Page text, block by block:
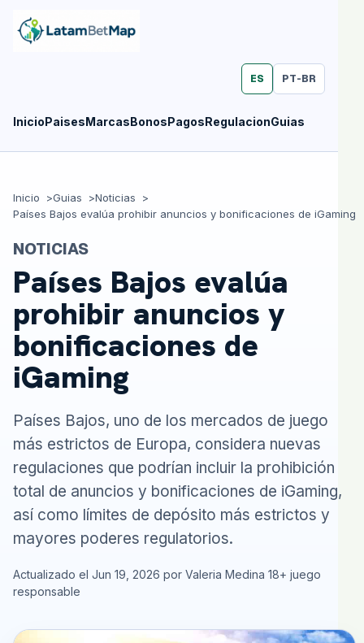
InicioPaisesMarcasBonosPagosRegulacionGuias
ES PT-BR
Inicio Guias
Noticias
Países Bajos evalúa prohibir anuncios y bonificaciones de iGaming
NOTICIAS
Países Bajos evalúa
prohibir anuncios y
bonificaciones de
iGaming
Países Bajos, uno de los mercados de juego
más estrictos de Europa, considera nuevas
regulaciones que podrían incluir la prohibición
total de anuncios y bonificaciones de iGaming,
así como límites de depósito más estrictos y
mayores poderes regulatorios.
Actualizado el Jun 19, 2026 por Valeria Medina 18+ juego
responsable